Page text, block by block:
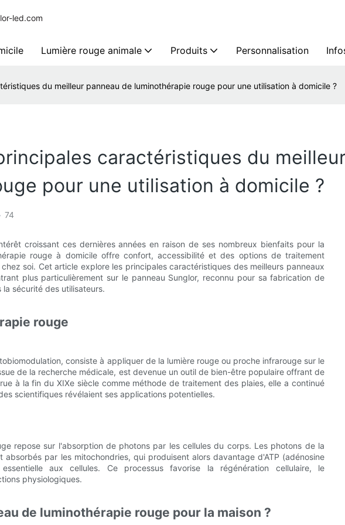
led.com
Lumière rouge animale Produits Personnalisation
du meilleur panneau de luminothérapie rouge pour une utilisation à domicile ?
caractéristiques du
pour une utilisation à domicile ?
74
croissant ces dernières années en raison de ses nombreux bienfaits pour la
rouge à domicile offre confort, accessibilité et des options de traitement
soi. Cet article explore les principales caractéristiques des meilleurs panneaux
plus particulièrement sur le panneau Sunglor, reconnu pour sa fabrication de
sécurité des utilisateurs.
rouge
consiste à appliquer de la lumière rouge ou proche infrarouge sur le
de la recherche médicale, est devenue un outil de bien-être populaire offrant de
à la fin du XIXe siècle comme méthode de traitement des plaies, elle a continué
scientifiques révélaient ses applications potentielles.
repose sur l'absorption de photons par les cellules du corps. Les photons de la
absorbés par les mitochondries, qui produisent alors davantage d'ATP (adénosine
aux cellules. Ce processus favorise la régénération cellulaire, le
physiologiques.
de luminothérapie rouge pour la maison ?